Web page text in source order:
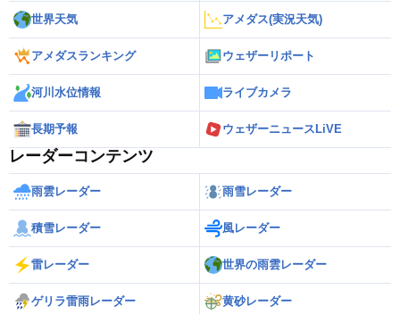
世界天気 アメダス(実況天気)
アメダスランキング ウェザーリポート
河川水位情報 ライブカメラ
長期予報 ウェザーニュースLiVE
レーダーコンテンツ
雨雲レーダー 雨雪レーダー
積雪レーダー 風レーダー
雷レーダー 世界の雨雲レーダー
ゲリラ雷雨レーダー 黄砂レーダー